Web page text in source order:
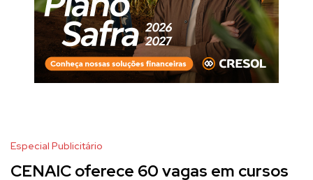
Especial Publicitário
CENAIC oferece 60 vagas em cursos